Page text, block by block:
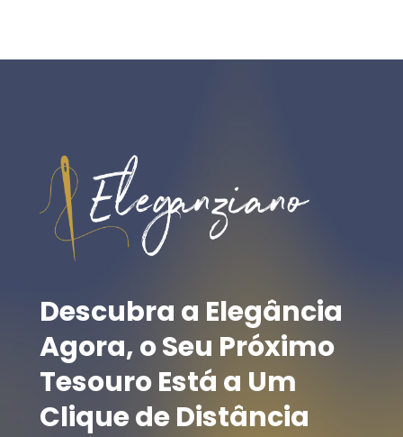
Descubra a Elegância
Agora,oSeu Próximo
TesouroEstá a Um
CliquedeDistância